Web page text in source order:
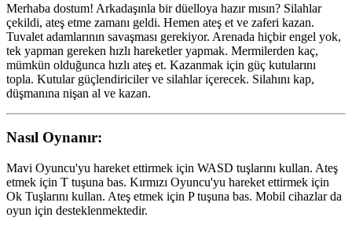
Merhaba dostum! Arkadaşınla bir düelloya hazır mısın? Silahlar
çekildi, ateş etme zamanı geldi. Hemen ateş et ve zaferi kazan.
Tuvalet adamlarının savaşması gerekiyor. Arenada hiçbir engel yok,
tek yapman gereken hızlı hareketler yapmak. Mermilerden kaç,
mümkün olduğunca hızlı ateş et. Kazanmak için güç kutularını
topla. Kutular güçlendiriciler ve silahlar içerecek. Silahını kap,
düşmanına nişan al ve kazan.
Nasıl Oynanır:
Mavi Oyuncu'yu hareket ettirmek için WASD tuşlarını kullan. Ateş
etmek için T tuşuna bas. Kırmızı Oyuncu'yu hareket ettirmek için
Ok Tuşlarını kullan. Ateş etmek için P tuşuna bas. Mobil cihazlar da
oyun için desteklenmektedir.